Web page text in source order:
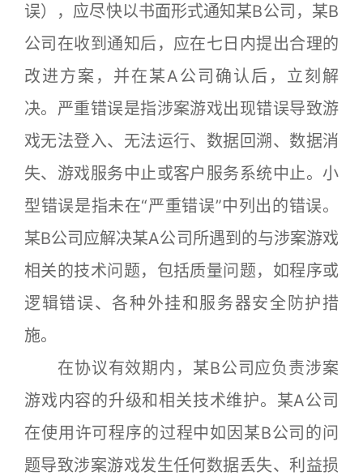
误），应尽快以书面形式通知某B公司，某B
公司在收到通知后，应在七日内提出合理的
改进方案，并在某A公司确认后，立刻解
决。严重错误是指涉案游戏出现错误导致游
戏无法登入、无法运行、数据回溯、数据消
失、游戏服务中止或客户服务系统中止。小
型错误是指未在“严重错误”中列出的错误。
某B公司应解决某A公司所遇到的与涉案游戏
相关的技术问题，包括质量问题，如程序或
逻辑错误、各种外挂和服务器安全防护措
施。
在协议有效期内，某B公司应负责涉案
游戏内容的升级和相关技术维护。某A公司
在使用许可程序的过程中如因某B公司的问
题导致涉案游戏发生任何数据丢失、利益损